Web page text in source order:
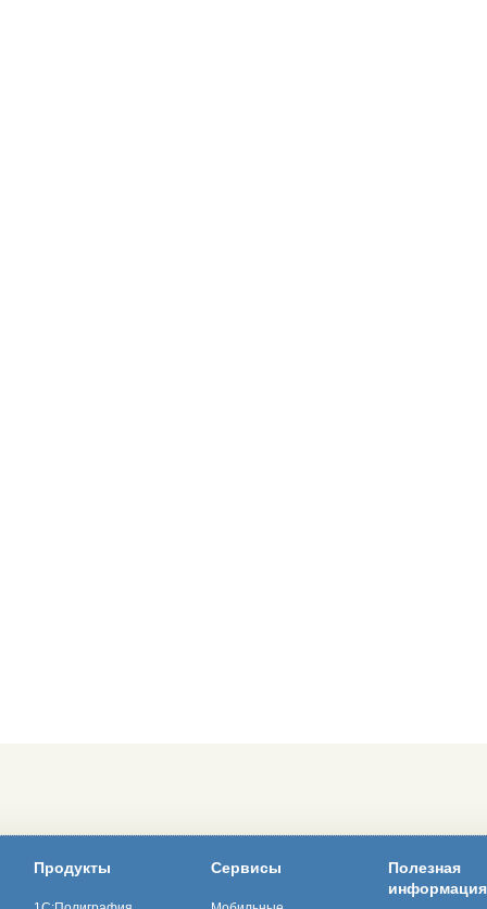
Продукты Сервисы
Полезная
информация